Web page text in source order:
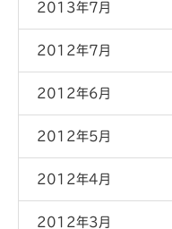
2013年7月
2012年7月
2012年6月
2012年5月
2012年4月
2012年3月